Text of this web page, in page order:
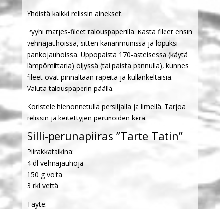
Yhdistä kaikki relissin ainekset.
Pyyhi matjes-fileet talouspaperilla. Kasta fileet ensin
vehnäjauhoissa, sitten kananmunissa ja lopuksi
pankojauhoissa. Uppopaista 170-asteisessa (käytä
lämpömittaria) öljyssä (tai paista pannulla), kunnes
fileet ovat pinnaltaan rapeita ja kullankeltaisia.
Valuta talouspaperin päällä.
Koristele hienonnetulla persiljalla ja limellä. Tarjoa
relissin ja keitettyjen perunoiden kera.
Silli-perunapiiras ”Tarte Tatin”
Piirakkataikina:
4 dl vehnäjauhoja
150 g voita
3 rkl vettä
Täyte: